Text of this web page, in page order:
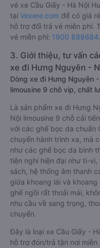
vé xe Cầu Giấy - Hà Nội
tại Vexere.com để có giá
hỗ trợ đổi trả vé miễn phí.
vé miễn phí: 1900 888684.
3. Giới thiệu, tư vấn
xe đi Hưng Nguyên -
Dòng xe đi Hưng Nguyên
limousine 9 chỗ vip, chất
Là sản phẩm xe đi Hưng
Nội limousine 9 chỗ cải
với các ghế bọc da chuẩn
chuyến hành trình xa, mà
như các ghế bọc da bình
tiện nghi hiện đại như ti-
sách, hệ thống âm thanh
giữa khoang lái và
ghế ngồi rất thoải mái,
nhu cầu về sang trọng,
chuyển.
Đây là loại xe Cầu Giấy -
hỗ trợ đón/trả tận nơi